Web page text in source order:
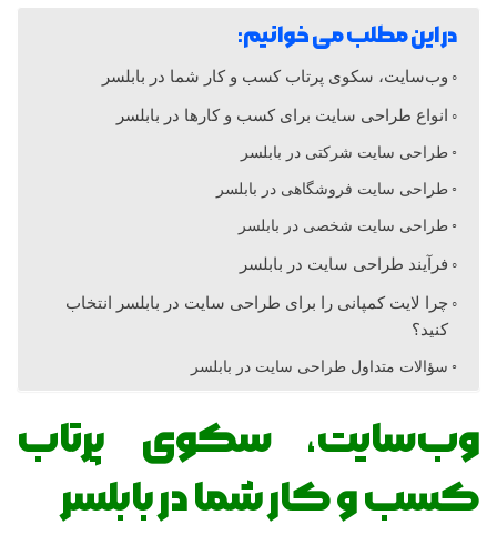
س
در این مطلب می خوانیم:
وب‌سایت، سکوی پرتاب کسب و کار شما در بابلسر
انواع طراحی سایت برای کسب و کارها در بابلسر
طراحی سایت شرکتی در بابلسر
طراحی سایت فروشگاهی در بابلسر
طراحی سایت شخصی در بابلسر
فرآیند طراحی سایت در بابلسر
چرا لایت کمپانی را برای طراحی سایت در بابلسر انتخاب
کنید؟
سؤالات متداول طراحی سایت در بابلسر
وب‌سایت، سکوی پرتاب
کسب و کار شما در بابلسر